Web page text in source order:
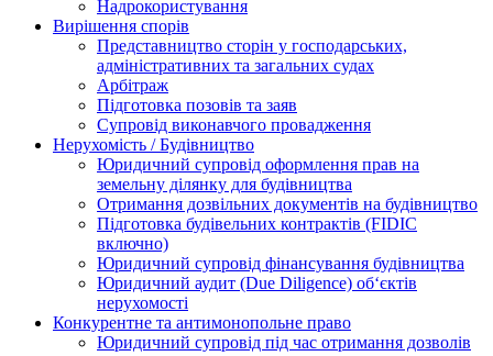
Надрокористування
Вирішення спорів
Представництво сторін у господарських,
адміністративних та загальних судах
Арбітраж
Підготовка позовів та заяв
Супровід виконавчого провадження
Нерухомість / Будівництво
Юридичний супровід оформлення прав на
земельну ділянку для будівництва
Отримання дозвільних документів на будівництво
Підготовка будівельних контрактів (FIDIC
включно)
Юридичний супровід фінансування будівництва
Юридичний аудит (Due Diligence) об‘єктів
нерухомості
Конкурентне та антимонопольне право
Юридичний супровід під час отримання дозволів